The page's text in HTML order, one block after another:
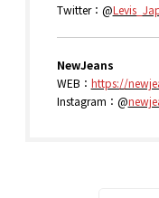
Twitter：@
NewJeans
WEB： https://
Instagram：@